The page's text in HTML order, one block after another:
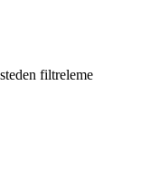
filtreleme